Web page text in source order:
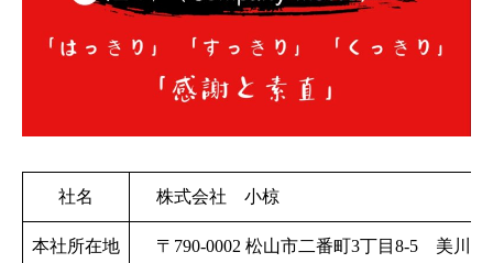
社名 株式会社 小椋
本社所在地 〒790-0002 松山市二番町3丁目8-5 美川ビ